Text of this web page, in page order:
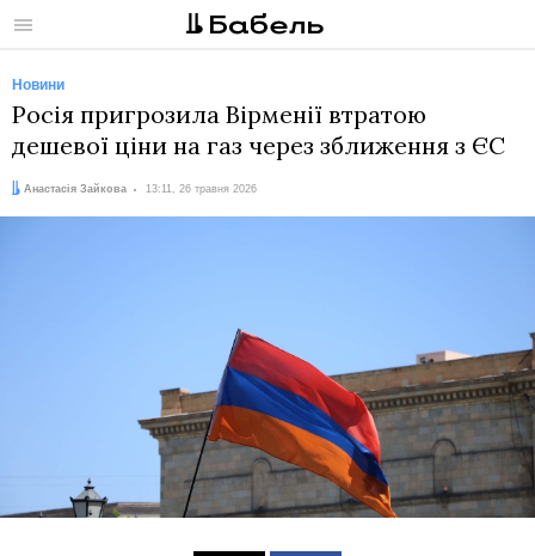
Меню
Новини
Росія пригрозила Вірменії втратою
дешевої ціни на газ через зближення з ЄС
Автор:
Анастасія Зайкова
Дата: 13:11, 26 травня 2026